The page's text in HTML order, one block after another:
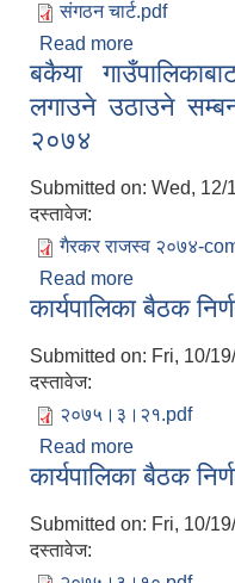
संगठन चार्ट.pdf
Read more
बकैया
लगाउने उठाउने
२०७४
Submitted on: Wed, 12/
दस्तावेज:
गैरकर राजस्व २०७४-
Read more
लगाउने उठाउने
कार्यपालिका बैठक
Submitted on: Fri, 10/
दस्तावेज:
२०७५।३।२१.pdf
Read more
कार्यपालिका बैठक
Submitted on: Fri, 10/
दस्तावेज: